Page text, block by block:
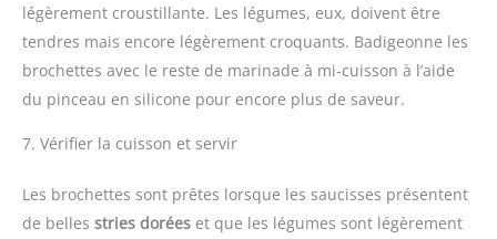
légèrement croustillante. Les légumes, eux, doivent être
tendres mais encore légèrement croquants. Badigeonne les
brochettes avec le reste de marinade à mi-cuisson à l’aide
du pinceau en silicone pour encore plus de saveur.
7. Vérifier la cuisson et servir
Les brochettes sont prêtes lorsque les saucisses présentent
de belles stries dorées et que les légumes sont légèrement